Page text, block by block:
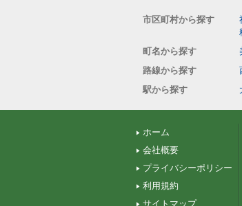
市区町村から探す
町名から探す
路線から探す
駅から探す
ホーム
会社概要
プライバシーポリシー
利用規約
サイトマップ